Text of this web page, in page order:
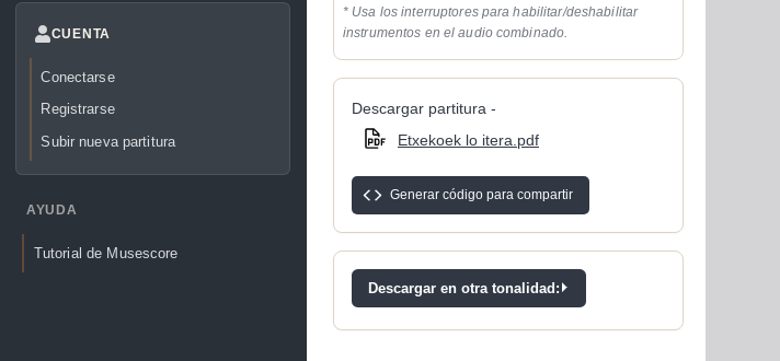
CUENTA
Conectarse
Registrarse
Subir nueva partitura
AYUDA
Tutorial de Musescore
* Usa los interruptores para habilitar/deshabilitar
instrumentos en el audio combinado.
Descargar partitura -
Etxekoek lo itera.pdf
Generar código para compartir
Descargar en otra tonalidad: